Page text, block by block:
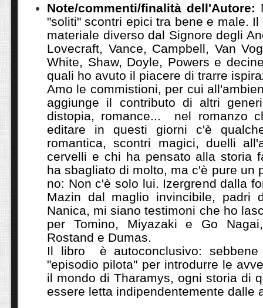
Note/commenti/finalità dell'Autore:
"soliti" scontri epici tra bene e male.
materiale diverso dal Signore degli
Lovecraft, Vance, Campbell, Van
White, Shaw, Doyle, Powers e
quali ho avuto il piacere di trarre
Amo le commistioni, per cui
aggiunge il contributo di altri
distopia, romance... nel romanzo
editare in questi giorni c'è
romantica, scontri magici, duelli
cervelli e chi ha pensato alla storia
ha sbagliato di molto, ma c'è pure un
no: Non c'è solo lui. Izergrend dalla
Mazin dal maglio invincibile, padri
Nanica, mi siano testimoni che ho
per Tomino, Miyazaki e Go
Rostand e Dumas.
Il libro è autoconclusivo:
"episodio pilota" per introdurre le
il mondo di Tharamys, ogni storia di
essere letta indipendentemente dalle